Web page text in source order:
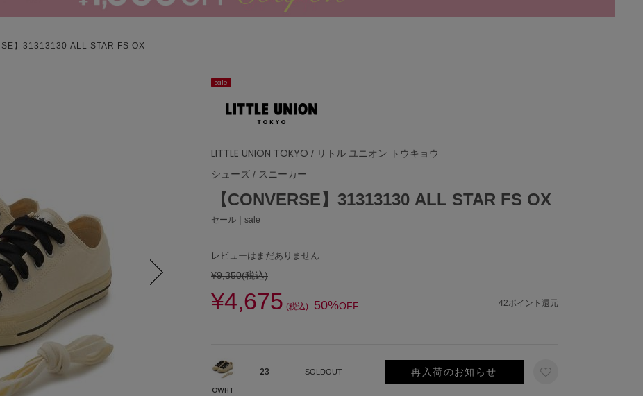
】31313130 ALL STAR FS OX
sale
LITTLE UNION TOKYO / リトル ユニオン トウキョウ
シューズ / スニーカー
【CONVERSE】31313130 ALL STAR FS OX
セール｜sale
レビューはまだありません
¥9,350(税込)
¥4,675 (税込) 50%OFF 42ポイント還元
OWHT
23 SOLDOUT 再入荷のお知らせ